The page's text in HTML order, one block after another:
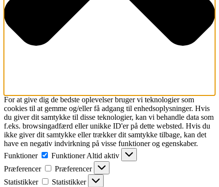
For at give dig de bedste oplevelser bruger vi teknologier som
cookies til at gemme og/eller få adgang til enhedsoplysninger. Hvis
du giver dit samtykke til disse teknologier, kan vi behandle data som
f.eks. browsingadfærd eller unikke ID'er på dette websted. Hvis du
ikke giver dit samtykke eller trækker dit samtykke tilbage, kan det
have en negativ indvirkning på visse funktioner og egenskaber.
Funktioner
Funktioner Altid aktiv
Præferencer
Præferencer
Statistikker
Statistikker